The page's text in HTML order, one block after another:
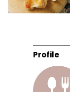
Profile